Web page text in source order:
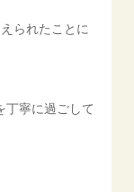
られたことに
丁寧に過ごして